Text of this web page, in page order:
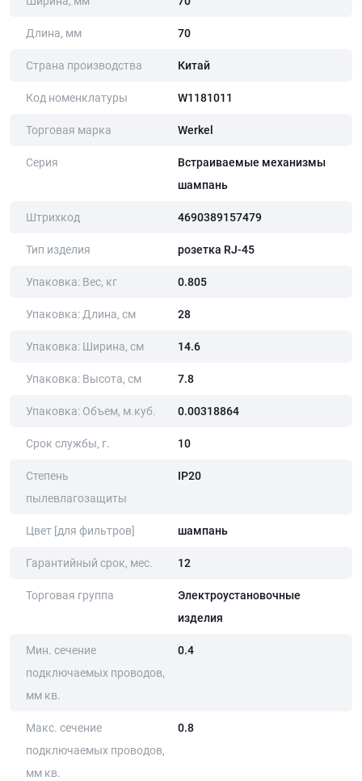
Длина, мм 70
Страна производства Китай
Код номенклатуры W1181011
Торговая марка Werkel
Серия
Встраиваемые механизмы
шампань
Штрихкод 4690389157479
Тип изделия розетка RJ-45
Упаковка: Вес, кг 0.805
Упаковка: Длина, cм 28
Упаковка: Ширина, cм 14.6
Упаковка: Высота, cм 7.8
Упаковка: Объем, м.куб. 0.00318864
Срок службы, г. 10
Степень
пылевлагозащиты
IP20
Цвет [для фильтров] шампань
Гарантийный срок, мес. 12
Торговая группа
Электроустановочные
изделия
Мин. сечение
подключаемых проводов,
мм кв.
0.4
Макс. сечение
подключаемых проводов,
мм кв.
0.8